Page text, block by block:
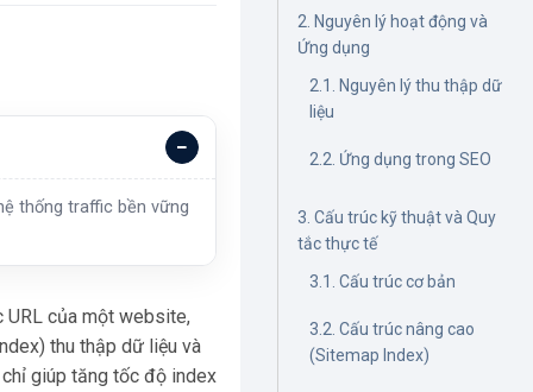
thống traffic bền vững
URL của một website,
thu thập dữ liệu và
giúp tăng tốc độ index
2. Nguyên lý hoạt động và
Ứng dụng
2.1. Nguyên lý thu thập dữ
liệu
2.2. Ứng dụng trong SEO
3. Cấu trúc kỹ thuật và Quy
tắc thực tế
3.1. Cấu trúc cơ bản
3.2. Cấu trúc nâng cao
(Sitemap Index)